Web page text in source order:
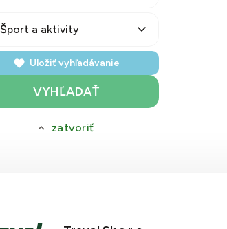
Šport a aktivity
Uložiť vyhľadávanie
VYHĽADAŤ
zatvoriť